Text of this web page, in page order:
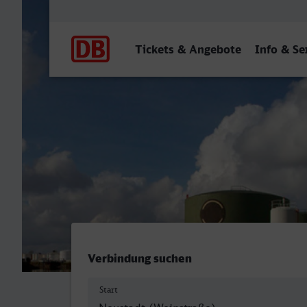
Tickets & Angebote Info &
Neustadt (Weinstr) Hbf -
Verbindung suchen
Start